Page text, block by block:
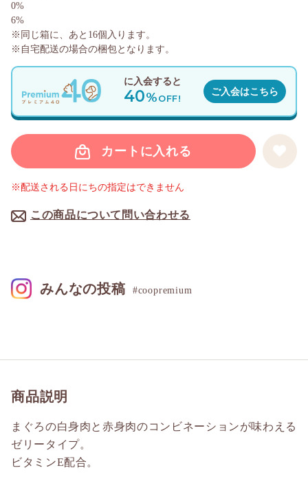
カートに入れる
この商品について問い合わせる
※配送される日にちの指定はできません
に入会すると
40%OFF!
ご入会はこちら
0%
6%
※同じ箱に、あと 16個入ります。
※自宅配送の場合の梱包となります。
商品説明
まぐろの白身肉と赤身肉のコンビネーションが味わえる
ゼリータイプ。
ビタミンE配合。
みんなの投稿 #coopremium